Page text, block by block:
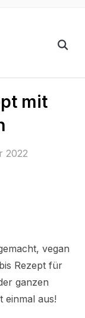
mit
2022
vegan
Rezept für
ganzen
einmal aus!